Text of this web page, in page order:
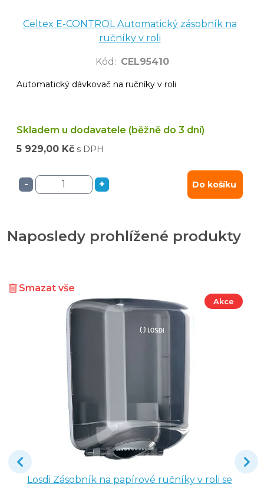
Celtex E-CONTROL Automatický zásobník na
ručníky v roli
Kód : CEL95410
Automatický dávkovač na ručníky v roli
Skladem u dodavatele (běžně do 3 dní)
5 929,00 Kč s DPH
- + Do košíku
Naposledy prohlížené produkty
Smazat vše
Akce
Losdi Zásobník na papírové ručníky v roli se